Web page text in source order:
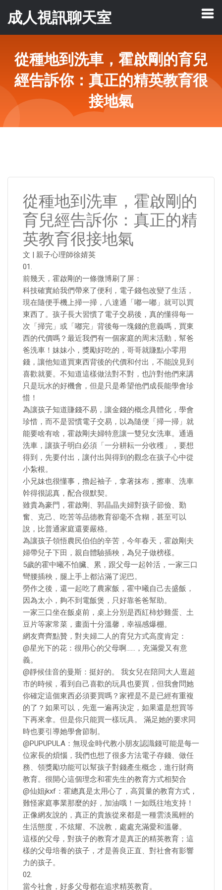
成人視訊聊天室
從種地到洗車，霍啟剛的育兒
經告訴你：真正的精英教育很
接地氣
從種地到洗車，霍啟剛的
育兒經告訴你：真正的精
英教育很接地氣
文 | 親子心理師徐婧英
01.
前幾天，霍啟剛的一條微博刷了屏：
科技確實給我們帶來了便利，電子錢包改變了生活，
現在隨便手機上掃一掃，八達通「嘟一嘟」就可以買
東西了。孩子長大習慣了電子交易後，真的懂得每一
次「掃完」或「嘟完」背後每一塊錢的意義嗎，買東
西的代價嗎？最近我們有一個家庭的周末活動，幫爸
爸洗車！妹妹小，獎勵好吃的，哥哥就賺點小零用
錢，讓他知道買東西背後的代價和付出，不能說見到
喜歡就要。不知道這樣做法對不對，也許對他們來講
只是玩水的好機會，但是只是希望他們成長能學會珍
惜！
為讓孩子知道賺錢不易，讓金錢的概念具體化，學會
珍惜，而不是習慣電子交易，以為隨便「掃一掃」就
能要啥有啥，霍啟剛夫婦特意讓一雙兒女洗車。通過
洗車，讓孩子明白必須「一分耕耘一分收穫」，要想
得到，先要付出，讓付出與得到的觀念在孩子心中從
小紮根。
小兄妹也很懂事，擼起袖子，拿著抹布，擦車、洗車
幹得很認真，配合很默契。
雖貴為豪門，霍啟剛、郭晶晶夫婦對孩子節儉、勤
奮、克己、吃苦等品德教育卻毫不含糊，甚至可以
說，比普通家庭還要嚴格。
為讓孩子領悟農民伯伯的辛苦，今年春天，霍啟剛夫
婦帶兒子下田，親自體驗插秧，為兒子做榜樣。
5歲的霍中曦不怕臟、累，跟父母一起幹活，一家三口
彎腰插秧，腿上手上都沾滿了泥巴。
勞作之後，還一起吃了農家飯，霍中曦自己去盛飯，
因為太小，夠不到電飯煲，只好靠爸爸幫助。
一家三口坐在飯桌前，桌上分別是西紅柿炒雞蛋、土
豆片等家常菜，畫面十分溫馨，幸福感爆棚。
網友齊齊點贊，對夫婦二人的育兒方式高度肯定：
@星光下的花：很用心的父母啊……，充滿愛又有意
義。
@靜候佳音的曼斯：挺好的。 我女兒在陪同大人逛超
市的時候，看到自己喜歡的玩具也要買，但我會問她
你確定這個東西必須要買嗎？家裡是不是已經有重複
的了？如果可以，先逛一遍再決定，如果還是想買等
下再來拿。但是你只能買一樣玩具。 滿足她的要求同
時也要引導她學會節制。
@PUPUPULA：無現金時代教小朋友認識錢可能是每一
位家長的煩惱，我們也想了很多方法電子存錢、做任
務、領獎勵功能可以幫孩子對錢產生概念，進行財商
教育。很開心這個理念和霍先生的教育方式相契合
@仙姐jkxf：霍總真是太用心了，高質量的教育方式，
難怪家庭事業那麼的好，加油哦！一如既往地支持！
正像網友說的，真正的貴族從來都是一種雲淡風輕的
生活態度，不炫耀、不說教，處處充滿愛和溫馨。
這樣的父母，對孩子的教育才是真正的精英教育；這
樣的父母培養的孩子，才是善良正直、對社會有影響
力的孩子。
02.
當今社會，好多父母都在追求精英教育。